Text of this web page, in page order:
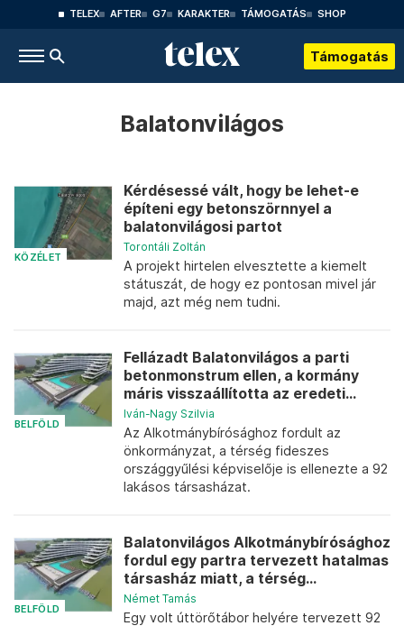
TELEX AFTER G7 KARAKTER TÁMOGATÁS SHOP
Támogatás
Balatonvilágos
KÖZÉLET
Kérdésessé vált, hogy be lehet-e
építeni egy betonszörnnyel a
balatonvilágosi partot
Torontáli Zoltán
A projekt hirtelen elvesztette a kiemelt
státuszát, de hogy ez pontosan mivel jár
majd, azt még nem tudni.
BELFÖLD
Fellázadt Balatonvilágos a parti
betonmonstrum ellen, a kormány
máris visszaállította az eredeti...
Iván-Nagy Szilvia
Az Alkotmánybírósághoz fordult az
önkormányzat, a térség fideszes
országgyűlési képviselője is ellenezte a 92
lakásos társasházat.
BELFÖLD
Balatonvilágos Alkotmánybírósághoz
fordul egy partra tervezett hatalmas
társasház miatt, a térség...
Német Tamás
Egy volt úttörőtábor helyére tervezett 92